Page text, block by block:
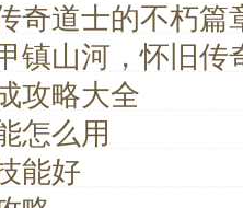
奇道士的不朽篇
镇山河，怀旧传
攻略大全
怎么用
能好